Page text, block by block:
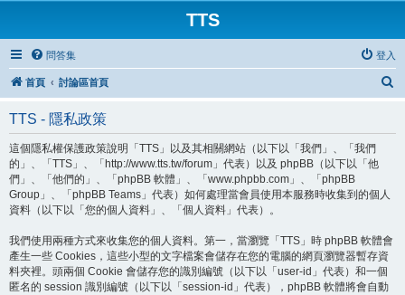
TTS
問答集 登入
首頁 討論區首頁
TTS - 隱私政策
這個隱私權保護政策說明「TTS」以及其相關網站（以下以「我們」、「我們
的」、「TTS」、「http://www.tts.tw/forum」代表）以及 phpBB（以下以「他
們」、「他們的」、「phpBB 軟體」、「www.phpbb.com」、「phpBB
Group」、「phpBB Teams」代表）如何處理當會員使用本服務時收集到的個人
資料（以下以「您的個人資料」、「個人資料」代表）。
我們使用兩種方式來收集您的個人資料。第一，當瀏覽「TTS」時 phpBB 軟體會
產生一些 Cookies，這些小型的文字檔案會儲存在您的電腦的網頁瀏覽器暫存資
料夾裡。頭兩個 Cookie 會儲存您的識別編號（以下以「user-id」代表）和一個
匿名的 session 識別編號（以下以「session-id」代表），phpBB 軟體將會自動